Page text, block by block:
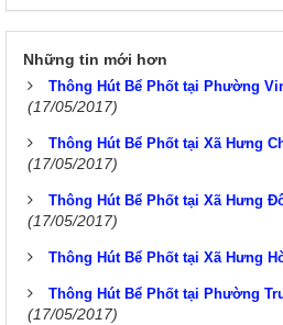
Những tin mới hơn
Thông Hút Bể Phốt tại Phường
(17/05/2017)
Thông Hút Bể Phốt tại Xã Hưng
(17/05/2017)
Thông Hút Bể Phốt tại Xã Hưng
(17/05/2017)
Thông Hút Bể Phốt tại Xã Hưng
Thông Hút Bể Phốt tại Phường
(17/05/2017)